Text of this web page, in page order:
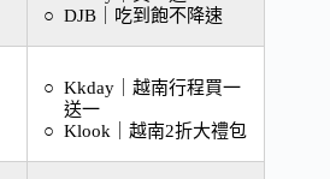
DJB｜ 吃到飽不降速
Kkday｜越南行程買一
送一
Klook｜越南2折大禮包